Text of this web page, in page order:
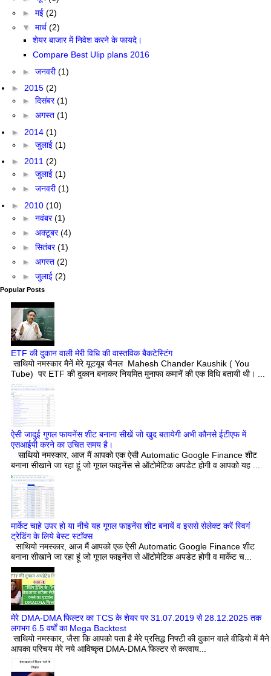
► मई (2)
▼ मार्च (2)
शेयर बाजार में निवेश करने के फायदे।
Compare Best Ulip plans 2016
► जनवरी(1)
► 2015 (2)
► दिसंबर(1)
► अगस्त (1)
► 2014 (1)
► जुलाई (1)
► 2011 (2)
► जुलाई (1)
► जनवरी(1)
► 2010 (10)
► नवंबर(1)
► अक्टूबर(4)
► सितंबर(1)
► अगस्त (2)
► जुलाई (2)
Popular Posts
ETF की दुकान वाली मेरी विधि की वास्तविक बैकटेस्टिंग
साथियो नमस्कार मैनें मेरे यूटयूब चैनल Mahesh Chander Kaushik ( You
Tube) पर ETF की दुकान बनाकर नियमित मुनाफा कमानें की एक विधि बतायी थी। ...
ऐसी जादुई गुगल फायनेंस शीट बनाना सीखें जो खुद बतायेगी अभी कौनसे ईटीएफ में
एसआईपी करने का उचित समय है।
साथियो नमस्कार, आज मैं आपको एक ऐसी Automatic Google Finance शीट
बनाना सीखाने जा रहा हूं जो गूगल फाइनेंस से ऑटोमेटिक अपडेट होगी व आपको यह ...
मार्केट चाहे उपर हो या नीचे यह गूगल फाइनेंस शीट बनायें व इससे सेलेक्ट करें स्विगं
ट्रेडिंग के लिये बेस्ट स्टाॅक्स
साथियो नमस्कार, आज मैं आपको एक ऐसी Automatic Google Finance शीट
बनाना सीखाने जा रहा हूं जो गूगल फाइनेंस से ऑटोमेटिक अपडेट होगी व मार्केट च...
मेरे DMA-DMA फिल्टर का TCS के शेयर पर 31.07.2019 से 28.12.2025 तक
लगभग 6.5 वर्षों का Mega Backtest
साथियो नमस्कार, जैसा कि आपको पता है मेरे प्रसिद्ध निफ्टी की दुकान वाले वीडियो में मैने
आपका परिचय मेरे नये आविष्कृत DMA-DMA फिल्टर से करवाय...